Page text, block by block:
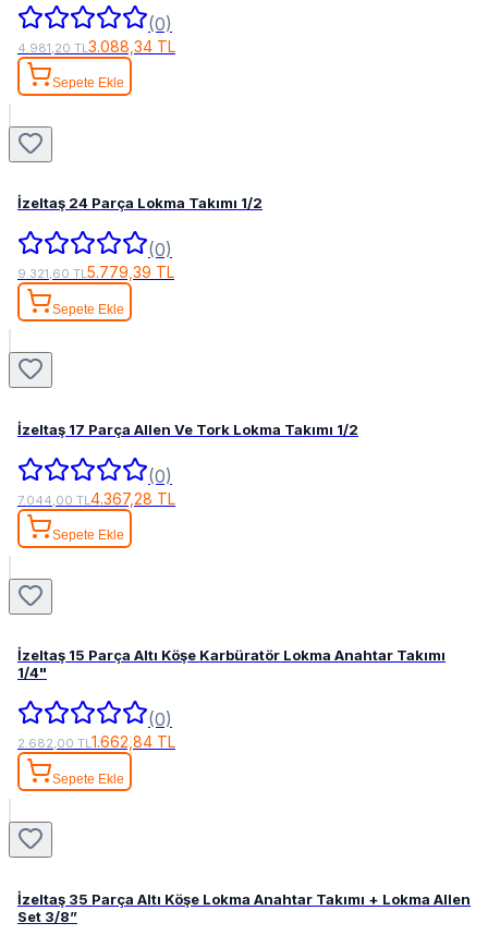
(0)
4.981,20 TL 3.088,34 TL
Sepete Ekle
İzeltaş 24 Parça Lokma Takımı 1/2
(0)
9.321,60 TL5.779,39 TL
Sepete Ekle
İzeltaş 17 Parça Allen Ve Tork Lokma Takımı 1/2
(0)
7.044,00 TL4.367,28 TL
Sepete Ekle
İzeltaş 15 Parça Altı Köşe Karbüratör Lokma Anahtar Takımı
1/4"
(0)
2.682,00 TL1.662,84 TL
Sepete Ekle
İzeltaş 35 Parça Altı Köşe Lokma Anahtar Takımı + Lokma Allen
Set 3/8”